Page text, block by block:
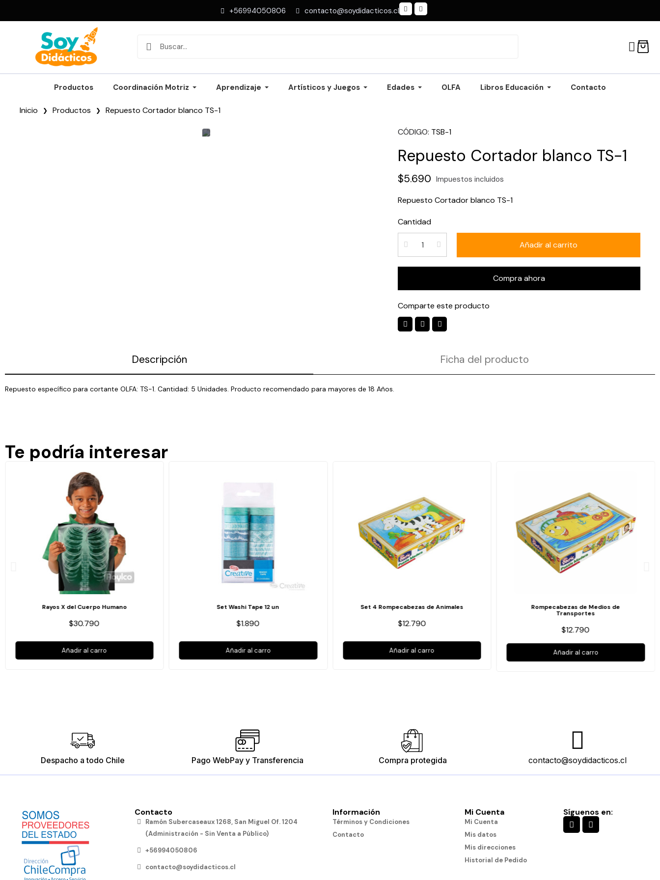
+56994050806 contacto@soydidacticos.cl
Productos Coordinación Motriz Aprendizaje Artísticos y Juegos Edades OLFA Libros Educación Contacto
Inicio Productos Repuesto Cortador blanco TS-1
CÓDIGO TSB-1
Repuesto Cortador blanco TS-1
$5.690 Impuestos incluidos
Repuesto Cortador blanco TS-1
Cantidad
Añadir al carrito
Compra ahora
Comparte este producto
Descripción Ficha del producto
Repuesto específico para cortante OLFA: TS-1. Cantidad: 5 Unidades. Producto recomendado para mayores de 18 Años.
Te podría interesar
Rayos X del Cuerpo Humano
$30.790
Añadir al carro
Set Washi Tape 12 un
$1.890
Añadir al carro
Set 4 Rompecabezas de Animales
$12.790
Añadir al carro
Rompecabezas de Medios de
Transportes
$12.790
Añadir al carro
Despacho a todo Chile Pago WebPay y Transferencia Compra protegida contacto@soydidacticos.cl
Contacto
Ramón Subercaseaux 1268, San Miguel Of. 1204
(Administración - Sin Venta a Público)
+56994050806
contacto@soydidacticos.cl
Información
Términos y Condiciones
Contacto
Mi Cuenta
Mi Cuenta
Mis datos
Mis direcciones
Historial de Pedido
Síguenos en: